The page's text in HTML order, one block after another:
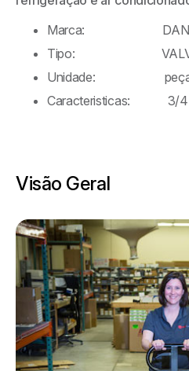
Marca:
Tipo:
Unidade:
Caracteristicas: 3/
Visão Geral